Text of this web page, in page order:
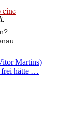
eine
Martins)
frei hätte …